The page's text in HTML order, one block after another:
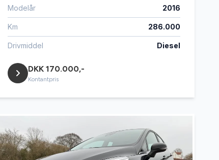
Modelår 2016
Km 286.000
Drivmiddel Diesel
DKK 170.000,-
Kontantpris